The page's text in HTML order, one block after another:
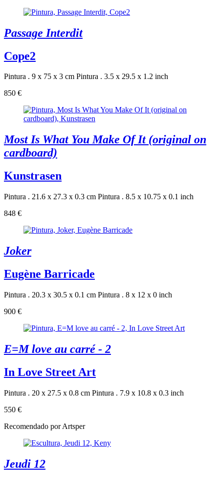
Passage Interdit
Cope2
Pintura . 9 x 75 x 3 cm Pintura . 3.5 x 29.5 x 1.2 inch
850 €
Most Is What You Make Of It (original on
cardboard)
Kunstrasen
Pintura . 21.6 x 27.3 x 0.3 cm Pintura . 8.5 x 10.75 x 0.1 inch
848 €
Joker
Eugène Barricade
Pintura . 20.3 x 30.5 x 0.1 cm Pintura . 8 x 12 x 0 inch
900 €
E=M love au carré - 2
In Love Street Art
Pintura . 20 x 27.5 x 0.8 cm Pintura . 7.9 x 10.8 x 0.3 inch
550 €
Recomendado por Artsper
Jeudi 12